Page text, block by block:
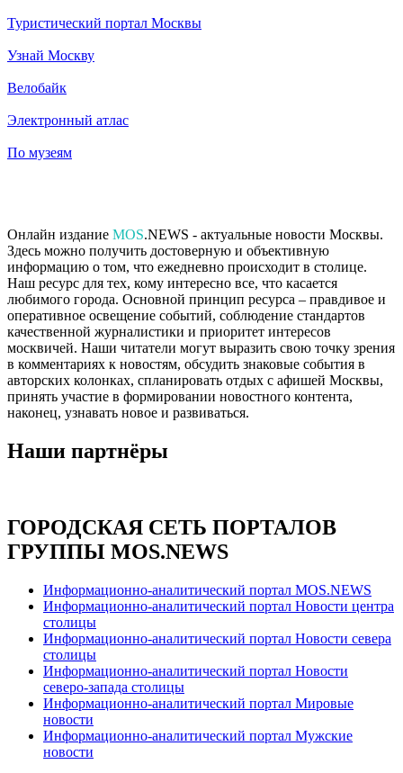
Туристический портал Москвы
Узнай Москву
Велобайк
Электронный атлас
По музеям
Онлайн издание MOS.NEWS - актуальные новости Москвы.
Здесь можно получить достоверную и объективную
информацию о том, что ежедневно происходит в столице.
Наш ресурс для тех, кому интересно все, что касается
любимого города. Основной принцип ресурса – правдивое и
оперативное освещение событий, соблюдение стандартов
качественной журналистики и приоритет интересов
москвичей. Наши читатели могут выразить свою точку зрения
в комментариях к новостям, обсудить знаковые события в
авторских колонках, спланировать отдых с афишей Москвы,
принять участие в формировании новостного контента,
наконец, узнавать новое и развиваться.
Наши партнёры
ГОРОДСКАЯ СЕТЬ ПОРТАЛОВ
ГРУППЫ MOS.NEWS
Информационно-аналитический портал MOS.NEWS
Информационно-аналитический портал Новости центра
столицы
Информационно-аналитический портал Новости севера
столицы
Информационно-аналитический портал Новости
северо-запада столицы
Информационно-аналитический портал Мировые
новости
Информационно-аналитический портал Мужские
новости